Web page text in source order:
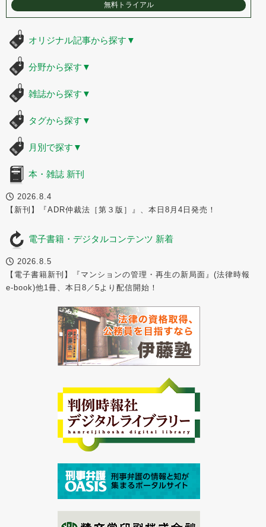
無料トライアル
オリジナル記事から探す ▼
分野から探す ▼
雑誌から探す ▼
タグから探す ▼
月別で探す ▼
本・雑誌 新刊
2026.8.4
【新刊】『ADR仲裁法［第３版］』、本日8月4日発売！
電子書籍・デジタルコンテンツ 新着
2026.8.5
【電子書籍新刊】『マンションの管理・再生の新局面』(法律時報
e-book)他1冊、本日8／5より配信開始！